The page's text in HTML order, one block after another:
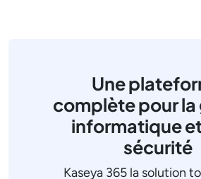
Une
complète pour la
informatique
sécurité
Kaseya 365 la solution